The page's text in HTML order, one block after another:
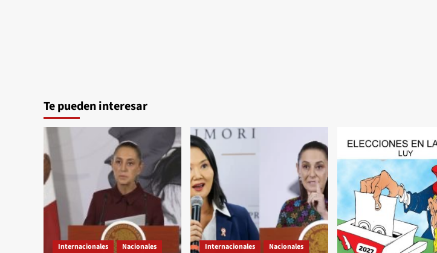
Te pueden interesar
Internacionales
Nacionales
Internacionales
Nacionales